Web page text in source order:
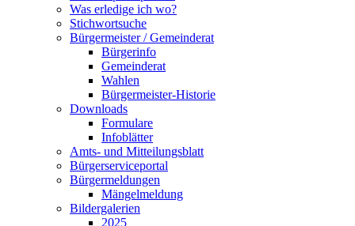
Was erledige ich wo?
Stichwortsuche
Bürgermeister / Gemeinderat
Bürgerinfo
Gemeinderat
Wahlen
Bürgermeister-Historie
Downloads
Formulare
Infoblätter
Amts- und Mitteilungsblatt
Bürgerserviceportal
Bürgermeldungen
Mängelmeldung
Bildergalerien
2025